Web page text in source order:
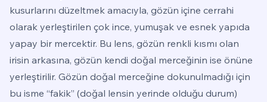
kusurlarını düzeltmek amacıyla, gözün içine cerrahi
olarak yerleştirilen çok ince, yumuşak ve esnek yapıda
yapay bir mercektir. Bu lens, gözün renkli kısmı olan
irisin arkasına, gözün kendi doğal merceğinin ise önüne
yerleştirilir. Gözün doğal merceğine dokunulmadığı için
bu isme “fakik” (doğal lensin yerinde olduğu durum)